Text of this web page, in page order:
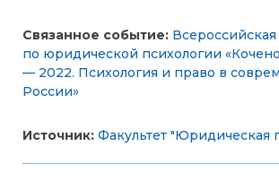
Связанное событие:
по юридической психологии
— 2022. Психология и право в
России»
Источник: Факультет "Юридическая